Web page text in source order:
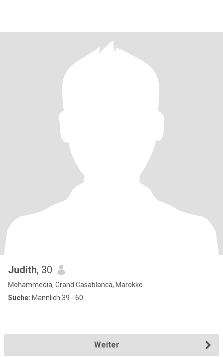
Judith, 30
Mohammedia, Grand Casablanca, Marokko
Suche: Männlich 39 - 60
Weiter